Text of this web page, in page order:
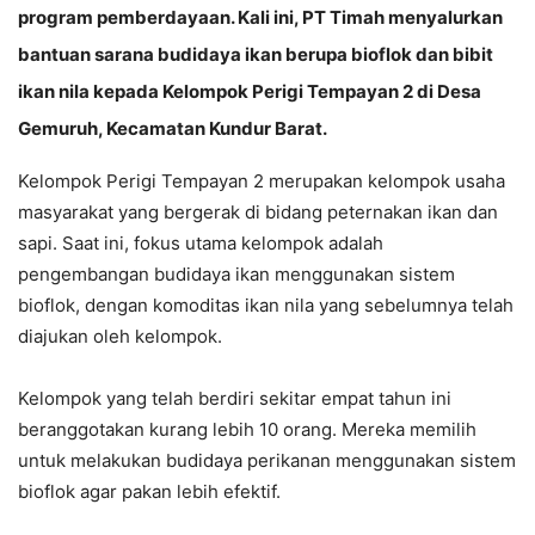
program pemberdayaan. Kali ini, PT Timah menyalurkan
bantuan sarana budidaya ikan berupa bioflok dan bibit
ikan nila kepada Kelompok Perigi Tempayan 2 di Desa
Gemuruh, Kecamatan Kundur Barat.
Kelompok Perigi Tempayan 2 merupakan kelompok usaha
masyarakat yang bergerak di bidang peternakan ikan dan
sapi. Saat ini, fokus utama kelompok adalah
pengembangan budidaya ikan menggunakan sistem
bioflok, dengan komoditas ikan nila yang sebelumnya telah
diajukan oleh kelompok.
Kelompok yang telah berdiri sekitar empat tahun ini
beranggotakan kurang lebih 10 orang. Mereka memilih
untuk melakukan budidaya perikanan menggunakan sistem
bioflok agar pakan lebih efektif.